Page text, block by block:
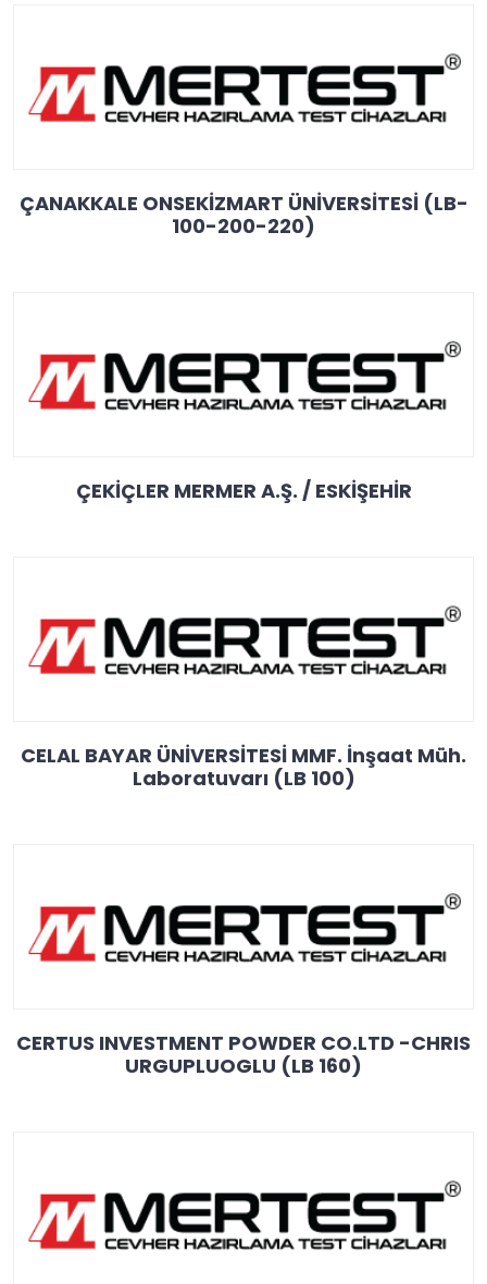
ÇANAKKALE ONSEKİZMART ÜNİVERSİTESİ (LB-
100-200-220)
ÇEKİÇLER MERMER A.Ş. / ESKİŞEHİR
CELAL BAYAR ÜNİVERSİTESİ MMF. İnşaat Müh.
Laboratuvarı (LB 100)
CERTUS INVESTMENT POWDER CO.LTD -CHRIS
URGUPLUOGLU (LB 160)